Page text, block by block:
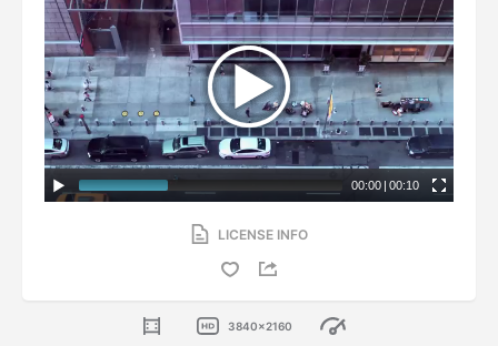
00:00 | 00:10
LICENSE INFO
3840x2160